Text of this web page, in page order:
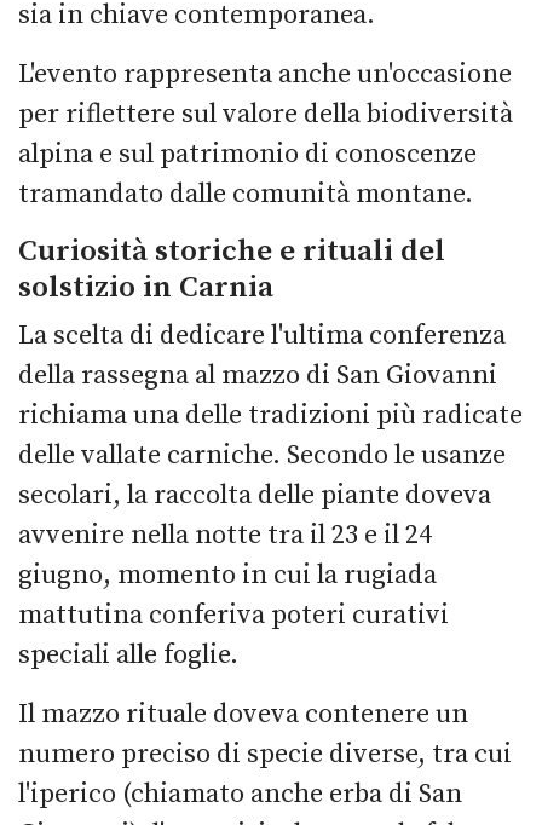
sia in chiave contemporanea.
L'evento rappresenta anche un'occasione
per riflettere sul valore della biodiversità
alpina e sul patrimonio di conoscenze
tramandato dalle comunità montane.
Curiosità storiche e rituali del
solstizio in Carnia
La scelta di dedicare l'ultima conferenza
della rassegna al mazzo di San Giovanni
richiama una delle tradizioni più radicate
delle vallate carniche. Secondo le usanze
secolari, la raccolta delle piante doveva
avvenire nella notte tra il 23 e il 24
giugno, momento in cui la rugiada
mattutina conferiva poteri curativi
speciali alle foglie.
Il mazzo rituale doveva contenere un
numero preciso di specie diverse, tra cui
l'iperico (chiamato anche erba di San